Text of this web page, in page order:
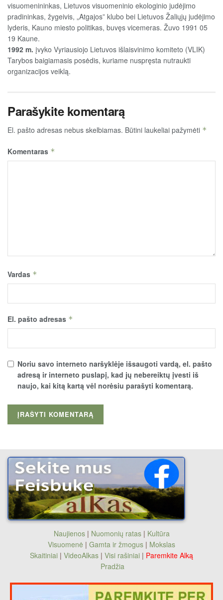
visuomenininkas, Lietuvos visuomeninio ekologinio judėjimo
pradininkas, žygeivis, „Atgajos” klubo bei Lietuvos Žaliųjų judėjimo
lyderis, Kauno miesto politikas, buvęs vicemeras. Žuvo 1991 05
19 Kaune.
1992 m. įvyko Vyriausiojo Lietuvos išlaisvinimo komiteto (VLIK)
Tarybos baigiamasis posėdis, kuriame nuspręsta nutraukti
organizacijos veiklą.
Parašykite komentarą
El. pašto adresas nebus skelbiamas. Būtini laukeliai pažymėti *
Komentaras *
Vardas *
El. pašto adresas *
Noriu savo interneto naršyklėje išsaugoti vardą, el. pašto
adresą ir interneto puslapį, kad jų nebereiktų įvesti iš
naujo, kai kitą kartą vėl norėsiu parašyti komentarą.
Naujienos| Nuomonių ratas| Kultūra
Visuomenė | Gamta ir žmogus | Mokslas
Skaitiniai | VideoAlkas | Visi rašiniai | Paremkite Alką
Pradžia